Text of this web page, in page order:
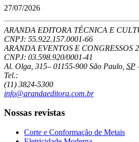
27/07/2026
ARANDA EDITORA TÉCNICA E
CNPJ: 55.922.157.0001-66
ARANDA EVENTOS E CONGRESSOS
CNPJ: 03.598.920/0001-41
Al. Olga, 315– 01155-900 São Paulo SP
Tel.:
(11) 3824-5300
info@arandaeditora.com.br
Nossas revistas
Corte e Conformação de Metais